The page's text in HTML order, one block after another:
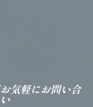
気軽にお問い合